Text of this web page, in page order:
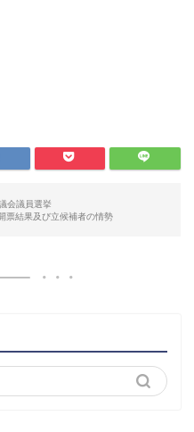
会議員選挙
票結果及び立候補者の情勢